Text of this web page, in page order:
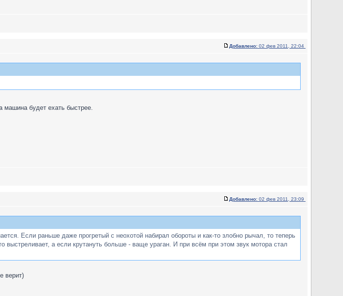
Добавлено: 02 фев 2011, 22:04
машина будет ехать быстрее.
Добавлено: 02 фев 2011, 23:09
Если раньше даже прогретый с неохотой набирал обороты и как-то злобно рычал, то теперь
выстреливает, а если крутануть больше - ваще ураган. И при всём при этом звук мотора стал
верит)